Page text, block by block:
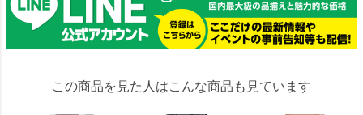
この商品を見た人はこんな商品も見ています